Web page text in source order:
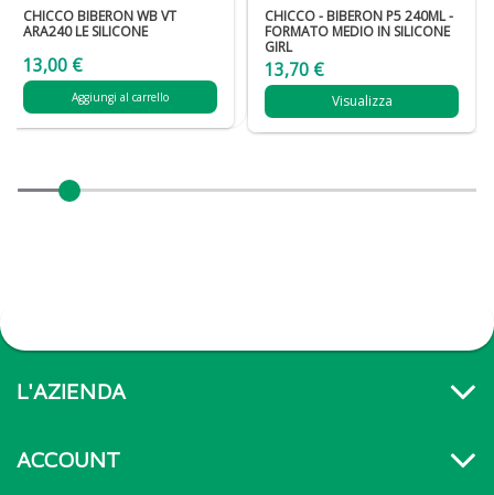
CHICCO BIBERON WB VT
ARA240 LE SILICONE
13,00 €
Aggiungi al carrello
CHICCO - BIBERON P5 240ML -
FORMATO MEDIO IN SILICONE
GIRL
13,70 €
Visualizza
L'AZIENDA
ACCOUNT